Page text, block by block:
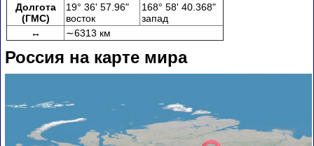
Долгота
(ГМС)
19° 36' 57.96"
восток
168° 58' 40.368"
запад
↔
∼6313 км
Россия на карте мира